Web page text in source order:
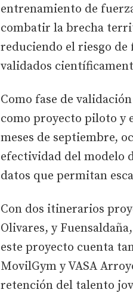
entrenamiento de
combatir la brecha
reduciendo el riesgo
validados
Como fase de
como proyecto piloto y
meses de septiembre,
efectividad del modelo
datos que permitan
Con dos itinerarios
Olivares, y
este proyecto cuenta
MovilGym y VASA
retención del talento